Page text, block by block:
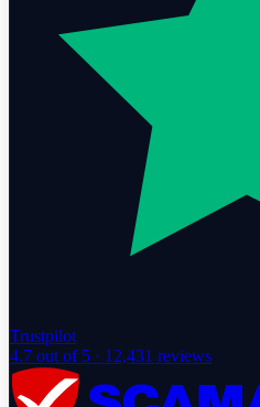
Trustpilot
4.7 out of 5 · 12,431 reviews